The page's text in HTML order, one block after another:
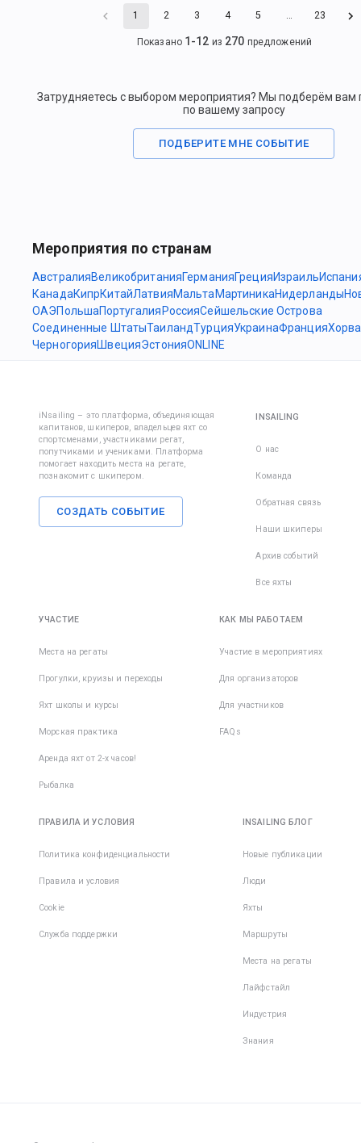
1 2 3 4 5 … 23
Показано 1 -12 из 270 предложений
Затрудняетесь с выбором мероприятия? Мы подберём вам
по вашему запросу
ПОДБЕРИТЕ МНЕ СОБЫТИЕ
Мероприятия по странам
АвстралияВеликобританияГерманияГрецияИзраиль
КанадаКипрКитайЛатвияМальта МартиникаНидерланды
ОАЭПольшаПортугалия РоссияСейшельские Острова
Соединенные ШтатыТаиландТурцияУкраинаФранция
ЧерногорияШвецияЭстонияONLINE
iNsailing – это платформа, объединяющая
капитанов, шкиперов, владельцев яхт со
спортсменами, участниками регат,
попутчиками и учениками. Платформа
помогает находить места на регате,
познакомит с шкипером.
СОЗДАТЬ СОБЫТИЕ
INSAILING
О нас
Команда
Обратная связь
Наши шкиперы
Архив событий
Все яхты
УЧАСТИЕ
Места на регаты
Прогулки, круизы и переходы
Яхт школы и курсы
Морская практика
Аренда яхт от 2-х часов!
Рыбалка
КАК МЫ РАБОТАЕМ
Участие в мероприятиях
Для организаторов
Для участников
FAQs
ПРАВИЛА И УСЛОВИЯ
Политика конфиденциальности
Правила и условия
Cookie
Служба поддержки
INSAILING БЛОГ
Новые публикации
Люди
Яхты
Маршруты
Места на регаты
Лайфстайл
Индустрия
Знания